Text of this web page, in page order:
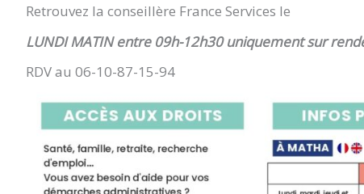
Retrouvez la conseillère France Services le
LUNDI MATIN entre 09h-12h30uniquement sur
RDV au 06-10-87-15-94